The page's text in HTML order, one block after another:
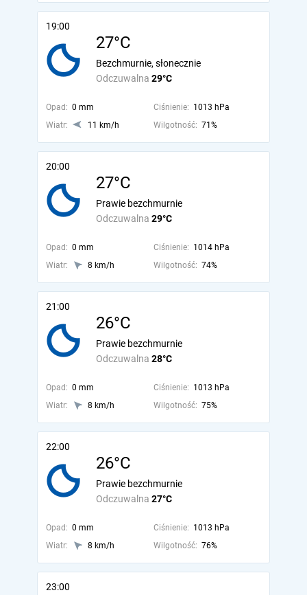
19:00
27°C
Odczuwalna 29°C
Bezchmurnie, słonecznie
Opad: 0 mm Ciśnienie: 1013 hPa
Wiatr:
11 km/h Wilgotność: 71%
20:00
27°C
Odczuwalna 29°C
Prawie bezchmurnie
Opad: 0 mm Ciśnienie: 1014 hPa
Wiatr:
8 km/h Wilgotność: 74%
21:00
26°C
Odczuwalna 28°C
Prawie bezchmurnie
Opad: 0 mm Ciśnienie: 1013 hPa
Wiatr:
8 km/h Wilgotność: 75%
22:00
26°C
Odczuwalna 27°C
Prawie bezchmurnie
Opad: 0 mm Ciśnienie: 1013 hPa
Wiatr:
8 km/h Wilgotność: 76%
23:00